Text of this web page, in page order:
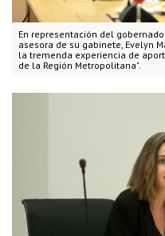
En representación del
asesora de su gabinete, Evelyn
la tremenda experiencia de
de la Región Metropolitana".